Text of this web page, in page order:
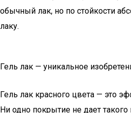
обычный лак, но по стойкости
лаку.
Гель лак — уникальное
Гель лак красного цвета — это
Ни одно покрытие не дает такого